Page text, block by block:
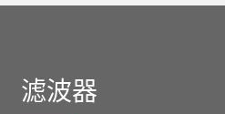
滤波器